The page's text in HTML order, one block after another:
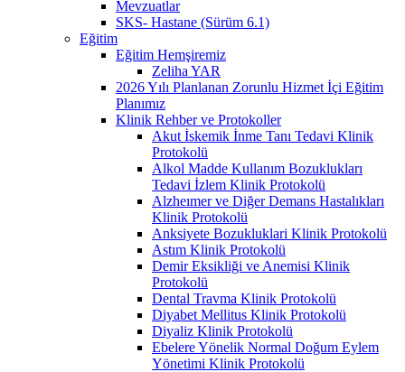
Mevzuatlar
SKS- Hastane (Sürüm 6.1)
Eğitim
Eğitim Hemşiremiz
Zeliha YAR
2026 Yılı Planlanan Zorunlu Hizmet İçi Eğitim
Planımız
Klinik Rehber ve Protokoller
Akut İskemik İnme Tanı Tedavi Klinik
Protokolü
Alkol Madde Kullanım Bozuklukları
Tedavi İzlem Klinik Protokolü
Alzheımer ve Diğer Demans Hastalıkları
Klinik Protokolü
Anksiyete Bozukluklari Klinik Protokolü
Astım Klinik Protokolü
Demir Eksikliği ve Anemisi Klinik
Protokolü
Dental Travma Klinik Protokolü
Diyabet Mellitus Klinik Protokolü
Diyaliz Klinik Protokolü
Ebelere Yönelik Normal Doğum Eylem
Yönetimi Klinik Protokolü